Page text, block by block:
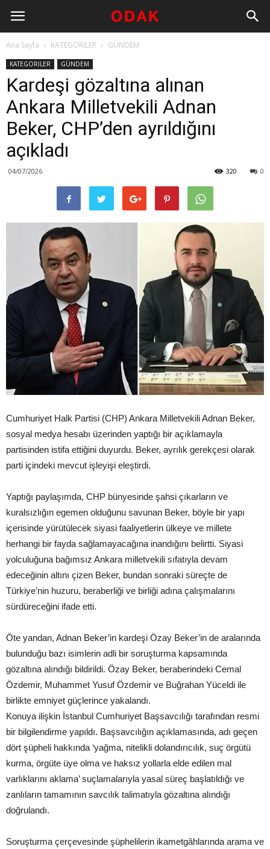
Ana Sayfa KATEGORİLER GÜNDEM
KATEGORİLER GÜNDEM
Kardeşi gözaltına alınan
Ankara Milletvekili Adnan
Beker, CHP’den ayrıldığını
açıkladı
04/07/2026 0
320
Cumhuriyet Halk Partisi (CHP) Ankara Milletvekili Adnan Beker,
sosyal medya hesabı üzerinden yaptığı bir açıklamayla
partisinden istifa ettiğini duyurdu. Beker, ayrılık gerekçesi olarak
parti içindeki mevcut işleyişi eleştirdi.
Yaptığı paylaşımda, CHP bünyesinde şahsi çıkarların ve
kuralsızlığın egemen olduğunu savunan Beker, böyle bir yapı
içerisinde yürütülecek siyasi faaliyetlerin ülkeye ve millete
herhangi bir fayda sağlamayacağına inandığını belirtti. Siyasi
yolculuğuna bağımsız Ankara milletvekili sıfatıyla devam
edeceğinin altını çizen Beker, bundan sonraki süreçte de
Türkiye’nin huzuru, beraberliği ve birliği adına çalışmalarını
sürdüreceğini ifade etti.
Öte yandan, Adnan Beker’in kardeşi Özay Beker’in de aralarında
bulunduğu bazı isimlerin adli bir soruşturma kapsamında
gözaltına alındığı bildirildi. Özay Beker, beraberindeki Cemal
Özdemir, Muhammet Yusuf Özdemir ve Buğrahan Yüceldi ile
birlikte emniyet güçlerince yakalandı.
Konuya ilişkin İstanbul Cumhuriyet Başsavcılığı tarafından resmi
bir bilgilendirme yapıldı. Başsavcılığın açıklamasında, adı geçen
dört şüpheli hakkında ‘yağma, nitelikli dolandırıcılık, suç örgütü
kurma, örgüte üye olma ve haksız yollarla elde edilen mal
varlıklarını aklama’ suçlamalarıyla yasal süreç başlatıldığı ve
zanlıların tamamının savcılık talimatıyla gözaltına alındığı
doğrulandı.
Soruşturma çerçevesinde şüphelilerin ikametgâhlarında arama ve